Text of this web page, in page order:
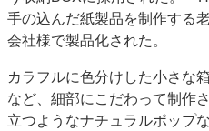
手の込んだ紙製品を制作する
会社様で製品化された。
カラフルに色分けした小さな
など、細部にこだわって制作
立つようなナチュラルポップ